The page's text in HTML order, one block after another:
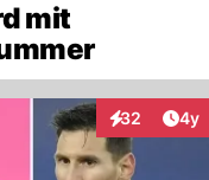
mit
32
Interaktionen
4y